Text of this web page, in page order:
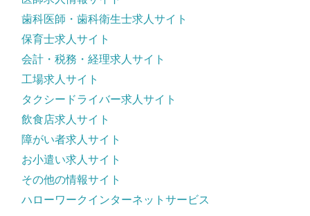
歯科医師・歯科衛生士求人サイト
保育士求人サイト
会計・税務・経理求人サイト
工場求人サイト
タクシードライバー求人サイト
飲食店求人サイト
障がい者求人サイト
お小遣い求人サイト
その他の情報サイト
ハローワークインターネットサービス